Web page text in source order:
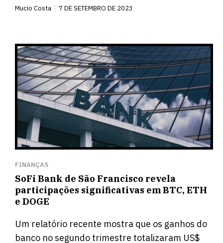
Mucio Costa 7 DE SETEMBRO DE 2023
FINANÇAS
SoFi Bank de São Francisco revela
participações significativas em BTC, ETH
e DOGE
Um relatório recente mostra que os ganhos do
banco no segundo trimestre totalizaram US$